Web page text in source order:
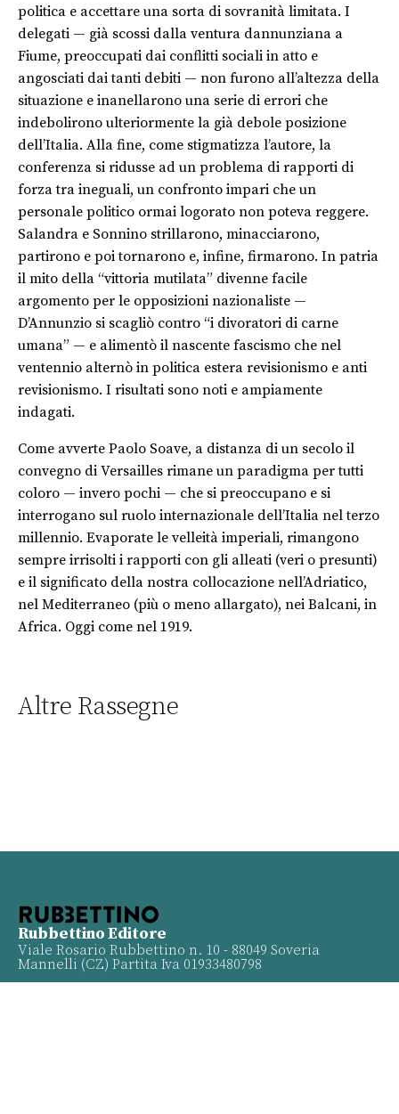
politica e accettare una sorta di sovranità limitata. I
delegati — già scossi dalla ventura dannunziana a
Fiume, preoccupati dai conflitti sociali in atto e
angosciati dai tanti debiti — non furono all’altezza della
situazione e inanellarono una serie di errori che
indebolirono ulteriormente la già debole posizione
dell’Italia. Alla fine, come stigmatizza l’autore, la
conferenza si ridusse ad un problema di rapporti di
forza tra ineguali, un confronto impari che un
personale politico ormai logorato non poteva reggere.
Salandra e Sonnino strillarono, minacciarono,
partirono e poi tornarono e, infine, firmarono. In patria
il mito della “vittoria mutilata” divenne facile
argomento per le opposizioni nazionaliste —
D’Annunzio si scagliò contro “i divoratori di carne
umana” — e alimentò il nascente fascismo che nel
ventennio alternò in politica estera revisionismo e anti
revisionismo. I risultati sono noti e ampiamente
indagati.
Come avverte Paolo Soave, a distanza di un secolo il
convegno di Versailles rimane un paradigma per tutti
coloro — invero pochi — che si preoccupano e si
interrogano sul ruolo internazionale dell’Italia nel terzo
millennio. Evaporate le velleità imperiali, rimangono
sempre irrisolti i rapporti con gli alleati (veri o presunti)
e il significato della nostra collocazione nell’Adriatico,
nel Mediterraneo (più o meno allargato), nei Balcani, in
Africa. Oggi come nel 1919.
Altre Rassegne
Rubbettino Editore
Viale Rosario Rubbettino n. 10 - 88049 Soveria
Mannelli (CZ) Partita Iva 01933480798